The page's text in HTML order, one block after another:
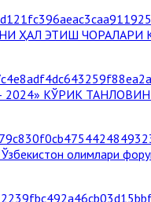
ҲАЛ ЭТИШ ЧОРАЛАРИ
КЎРИК
олимлари